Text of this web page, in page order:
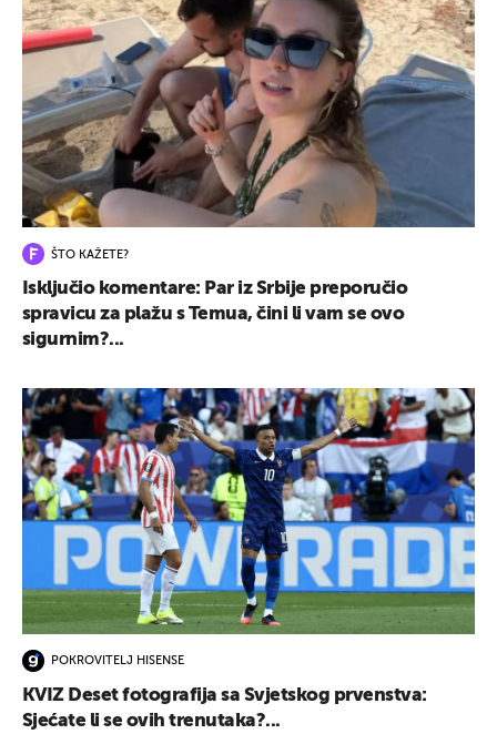
ŠTO KAŽETE?
Isključio komentare: Par iz Srbije preporučio
spravicu za plažu s Temua, čini li vam se ovo
sigurnim?...
POKROVITELJ HISENSE
KVIZ Deset fotografija sa Svjetskog prvenstva:
Sjećate li se ovih trenutaka?...